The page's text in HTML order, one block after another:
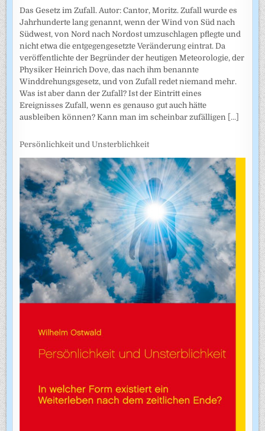
Das Gesetz im Zufall. Autor: Cantor, Moritz. Zufall wurde es
Jahrhunderte lang genannt, wenn der Wind von Süd nach
Südwest, von Nord nach Nordost umzuschlagen pflegte und
nicht etwa die entgegengesetzte Veränderung eintrat. Da
veröffentlichte der Begründer der heutigen Meteorologie, der
Physiker Heinrich Dove, das nach ihm benannte
Winddrehungsgesetz, und von Zufall redet niemand mehr.
Was ist aber dann der Zufall? Ist der Eintritt eines
Ereignisses Zufall, wenn es genauso gut auch hätte
ausbleiben können? Kann man im scheinbar zufälligen [...]
Persönlichkeit und Unsterblichkeit